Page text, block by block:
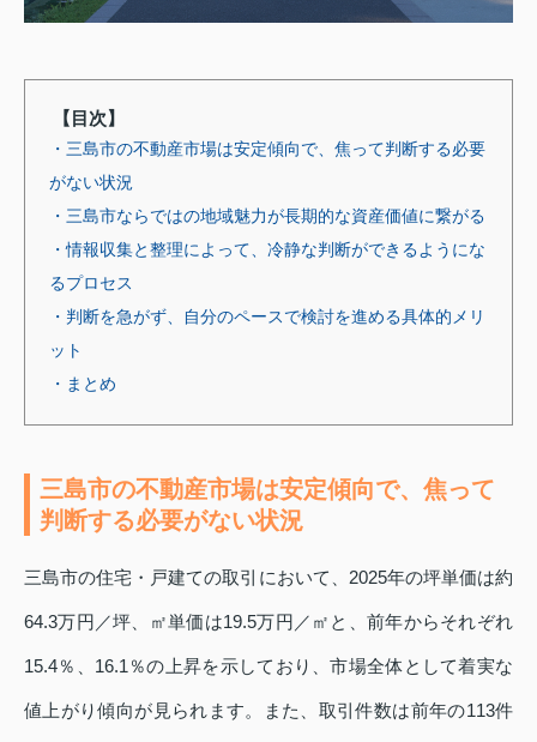
【目次】
・三島市の不動産市場は安定傾向で、焦って判断する必要
がない状況
・三島市ならではの地域魅力が長期的な資産価値に繋がる
・情報収集と整理によって、冷静な判断ができるようにな
るプロセス
・判断を急がず、自分のペースで検討を進める具体的メリ
ット
・まとめ
三島市の不動産市場は安定傾向で、焦って
判断する必要がない状況
三島市の住宅・戸建ての取引において、2025年の坪単価は約
64.3万円／坪、㎡単価は19.5万円／㎡と、前年からそれぞれ
15.4％、16.1％の上昇を示しており、市場全体として着実な
値上がり傾向が見られます。また、取引件数は前年の113件